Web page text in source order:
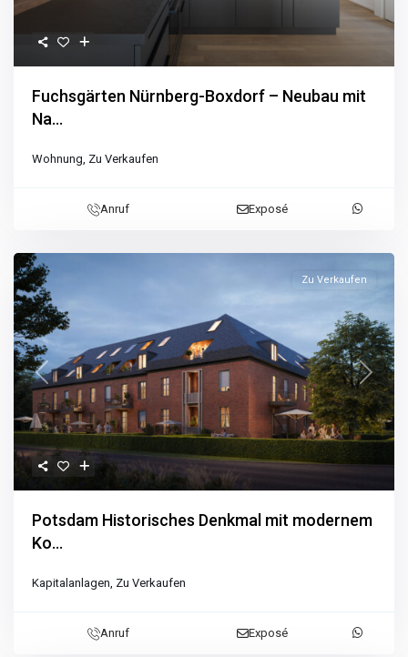
Fuchsgärten Nürnberg-Boxdorf – Neubau mit
Na...
Wohnung, Zu Verkaufen
Anruf Exposé
Previous Next
Zu Verkaufen
Potsdam Historisches Denkmal mit modernem
Ko...
Kapitalanlagen, Zu Verkaufen
Anruf Exposé